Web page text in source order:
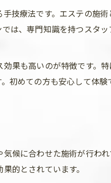
ージュの技術力
ぶコツ
験談の活用法
技療法です。エステの施
は、専門知識を持つスタ
果も高いのが特徴です。
初めての方も安心して体
候に合わせた施術が行わ
的とされています。